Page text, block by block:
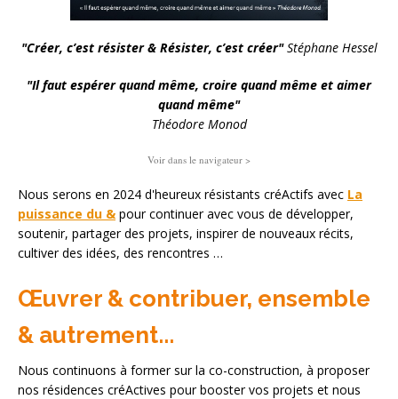
"Créer, c’est résister& Résister, c’est créer" Stéphane Hessel
"Il faut espérer quand même, croire quand même et aimer
quand même"
Théodore Monod
Voir dans le navigateur >
Nous serons en 2024 d'heureux résistants créActifs avec La
puissance du & pour continueravec vous de développer,
soutenir, partager des projets, inspirer de nouveaux récits,
cultiver des idées, des rencontres …
Œuvrer & contribuer, ensemble
& autrement...
Nous continuons à former sur la co-construction, à proposer
nos résidences créActives pour booster vos projets et nous